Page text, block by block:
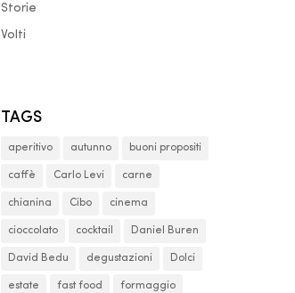
Storie
Volti
TAGS
aperitivo autunno buoni propositi
caffè Carlo Levi carne
chianina Cibo cinema
cioccolato cocktail Daniel Buren
David Bedu degustazioni Dolci
estate fast food formaggio